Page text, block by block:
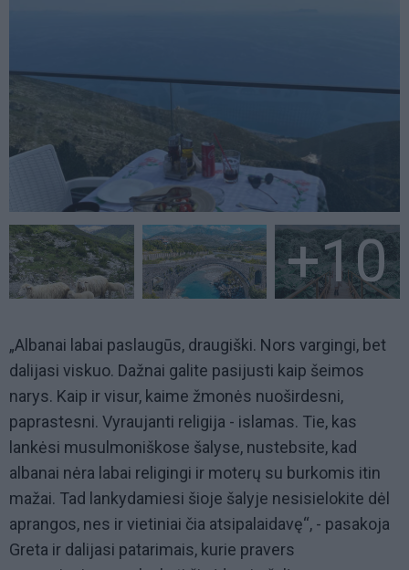
+10
„Albanai labai paslaugūs, draugiški. Nors vargingi, bet
dalijasi viskuo. Dažnai galite pasijusti kaip šeimos
narys. Kaip ir visur, kaime žmonės nuoširdesni,
paprastesni. Vyraujanti religija - islamas. Tie, kas
lankėsi musulmoniškose šalyse, nustebsite, kad
albanai nėra labai religingi ir moterų su burkomis itin
mažai. Tad lankydamiesi šioje šalyje nesisielokite dėl
aprangos, nes ir vietiniai čia atsipalaidavę“, - pasakoja
Greta ir dalijasi patarimais, kurie pravers